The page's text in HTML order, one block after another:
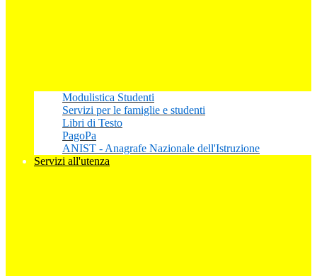
Modulistica Studenti
Servizi per le famiglie e studenti
Libri di Testo
PagoPa
ANIST - Anagrafe Nazionale dell'Istruzione
Servizi all'utenza